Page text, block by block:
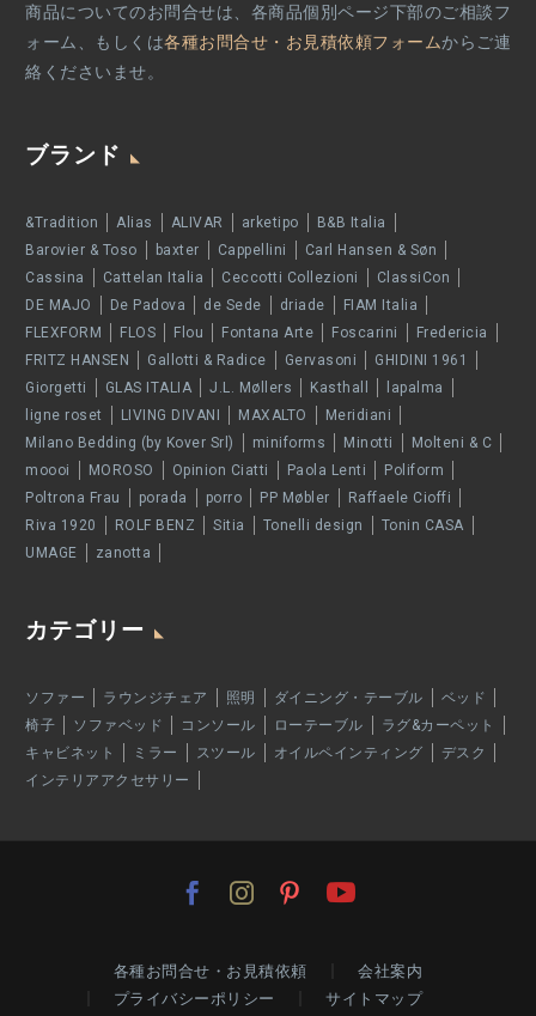
商品についてのお問合せは、各商品個別ページ下部のご相談フ
ォーム、もしくは各種お問合せ・お見積依頼フォームからご連
絡くださいませ。
ブランド
&Tradition Alias ALIVAR arketipo
B&B Italia
Barovier & Toso
baxter Cappellini
Carl Hansen & Søn
Cassina
Cattelan Italia Ceccotti Collezioni
ClassiCon
DE MAJO
De Padova de Sede driade
FIAM Italia
FLEXFORM
FLOS Flou Fontana Arte Foscarini
Fredericia
FRITZ HANSEN
Gallotti & Radice Gervasoni
GHIDINI 1961
Giorgetti
GLAS ITALIA J.L. Møllers Kasthall
lapalma
ligne roset
LIVING DIVANI MAXALTO
Meridiani
Milano Bedding (by Kover Srl)
miniforms Minotti
Molteni & C
moooi
MOROSO Opinion Ciatti Paola Lenti
Poliform
Poltrona Frau
porada porro PP Møbler
Raffaele Cioffi
Riva 1920
ROLF BENZ Sitia Tonelli design
Tonin CASA
UMAGE
zanotta
カテゴリー
ソファー ラウンジチェア 照明 ダイニング・テーブル
ベッド
椅子
ソファベッド コンソール ローテーブル
ラグ&カーペット
キャビネット
ミラー スツール オイルペインティング
デスク
インテリアアクセサリー
各種お問合せ・お見積依頼
会社案内
プライバシーポリシー
サイトマップ